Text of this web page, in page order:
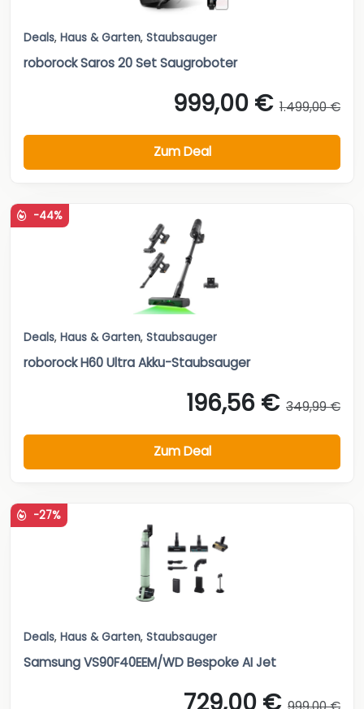
Deals, Haus & Garten, Staubsauger
roborock Saros 20 Set Saugroboter
999,00 € 1.499,00 €
Zum Deal
-44%
Deals, Haus & Garten, Staubsauger
roborock H60 Ultra Akku-Staubsauger
196,56 € 349,99 €
Zum Deal
-27%
Deals, Haus & Garten, Staubsauger
Samsung VS90F40EEM/WD Bespoke AI Jet